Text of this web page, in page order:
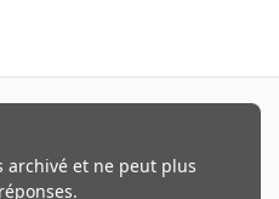
archivé et ne peut plus